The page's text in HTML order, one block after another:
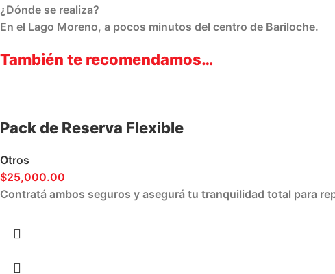
¿Dónde se realiza?
En el Lago Moreno, a pocos minutos del centro de Bariloche.
También te recomendamos…
Pack de Reserva Flexible
Otros
$25,000.00
Contratá ambos seguros y asegurá tu tranquilidad total para